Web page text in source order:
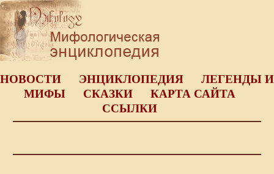
НОВОСТИ ЭНЦИКЛОПЕДИЯ
ЛЕГЕНДЫ И
МИФЫ
СКАЗКИ
КАРТА САЙТА
ССЫЛКИ